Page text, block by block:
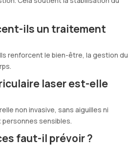
ils un traitement
renforcent le bien-être, la gestion du
laser est-elle
non invasive, sans aiguilles ni
sensibles.
faut-il prévoir ?